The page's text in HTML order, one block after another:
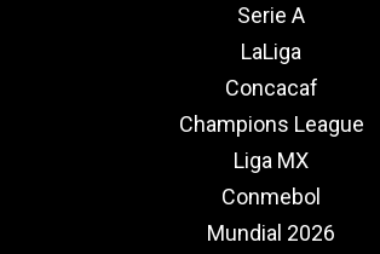
Serie A
LaLiga
Concacaf
Champions League
Liga MX
Conmebol
Mundial 2026